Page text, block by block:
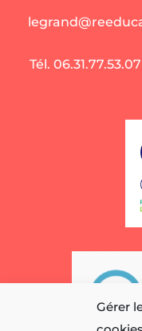
Gérer
Tél. 06.31.77.53.07